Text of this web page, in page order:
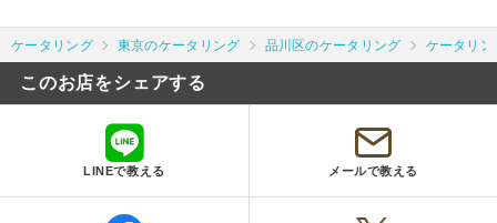
ケータリング 東京のケータリング 品川区のケータリング ケータリ
このお店をシェアする
LINEで教える メールで教える